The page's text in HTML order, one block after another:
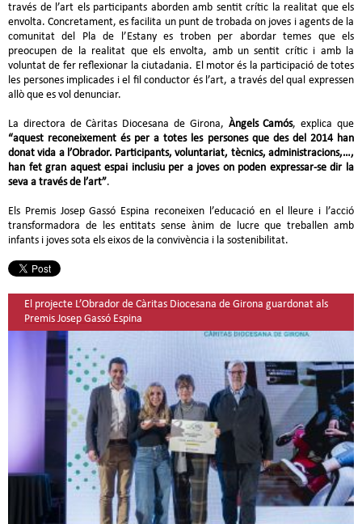
través de l’art els participants aborden amb sentit crític la realitat que els
envolta. Concretament, es facilita un punt de trobada on joves i agents de la
comunitat del Pla de l’Estany es troben per abordar temes que els
preocupen de la realitat que els envolta, amb un sentit crític i amb la
voluntat de fer reflexionar la ciutadania. El motor és la participació de totes
les persones implicades i el fil conductor és l’art, a través del qual expressen
allò que es vol denunciar.
La directora de Càritas Diocesana de Girona, Àngels Camós, explica que
“aquest reconeixement és per a totes les persones que des del 2014 han
donat vida a l’Obrador. Participants, voluntariat, tècnics, administracions,…,
han fet gran aquest espai inclusiu per a joves on poden expressar-se dir la
seva a través de l’art”.
Els Premis Josep Gassó Espina reconeixen l’educació en el lleure i l’acció
transformadora de les entitats sense ànim de lucre que treballen amb
infants i joves sota els eixos de la convivència i la sostenibilitat.
El projecte L’Obrador de Càritas Diocesana de Girona guardonat als
Premis Josep Gassó Espina